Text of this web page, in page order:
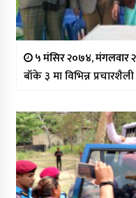
५ मंसिर २०७४, मंगलवार
बाँके ३ मा विभिन्न